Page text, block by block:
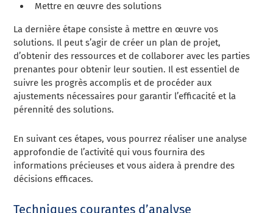
Mettre en œuvre des solutions
La dernière étape consiste à mettre en œuvre vos
solutions. Il peut s’agir de créer un plan de projet,
d’obtenir des ressources et de collaborer avec les parties
prenantes pour obtenir leur soutien. Il est essentiel de
suivre les progrès accomplis et de procéder aux
ajustements nécessaires pour garantir l’efficacité et la
pérennité des solutions.
En suivant ces étapes, vous pourrez réaliser une analyse
approfondie de l’activité qui vous fournira des
informations précieuses et vous aidera à prendre des
décisions efficaces.
Techniques courantes d’analyse